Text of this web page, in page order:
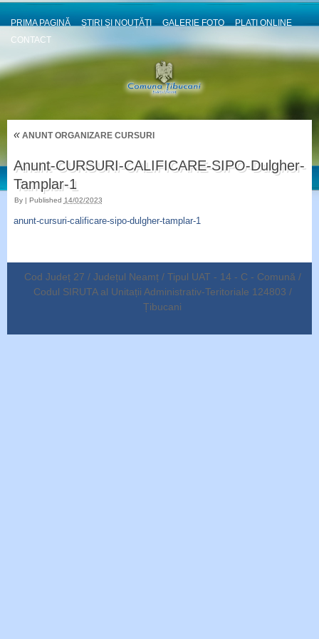
PRIMA PAGINĂ ȘTIRI ȘI NOUȚĂȚI GALERIE FOTO
PLATI ONLINE
CONTACT
«ANUNT ORGANIZARE CURSURI
Anunt-CURSURI-CALIFICARE-SIPO-Dulgher-
Tamplar-1
By | Published 14/02/2023
anunt-cursuri-calificare-sipo-dulgher-tamplar-1
Cod Județ 27 / Județul Neamț / Tipul UAT - 14 - C - Comună /
Codul SIRUTA al Unitații Administrativ-Teritoriale 124803 /
Țibucani